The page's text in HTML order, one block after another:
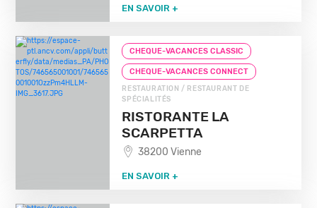
EN SAVOIR +
CHEQUE-VACANCES CLASSIC
CHEQUE-VACANCES CONNECT
RESTAURATION / RESTAURANT DE
SPÉCIALITÉS
RISTORANTE LA
SCARPETTA
38200 Vienne
EN SAVOIR +